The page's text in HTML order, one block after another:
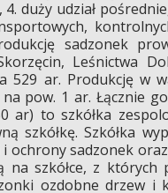
duży udział
sadzonek
Leśnictwa
529 ar. Produkcję w
pow. 1 ar. Łącznie
to szkółka
szkółkę. Szkółka
sadzonek
na szkółce, z
ozdobne drzew i